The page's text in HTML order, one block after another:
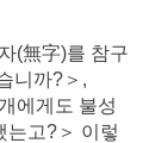
(無字)를 참구
니까?＞,
에게도 불성
는고?＞ 이렇